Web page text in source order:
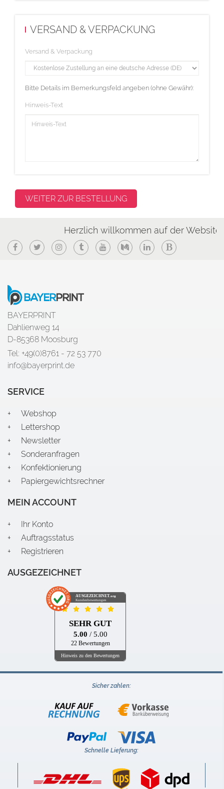
VERSAND & VERPACKUNG
Versand & Verpackung
Bitte Details im Bemerkungsfeld angeben (ohne Gewähr):
Hinweis-Text
Herzlich willkommen auf der Website
FacebookTwitterInstagram
Tumblr YouTubeMediumLinkedInBlogger
BAYERPRINT
Dahlienweg 14
D-85368 Moosburg
Tel: +49(0)8761 - 72 53 770
info@bayerprint.de
SERVICE
Webshop
Lettershop
Newsletter
Sonderanfragen
Konfektionierung
Papiergewichtsrechner
MEIN ACCOUNT
Ihr Konto
Auftragsstatus
Registrieren
AUSGEZEICHNET
AUSGEZEICHNET .org
Kundenbewertungen
SEHR GUT
5.00 / 5.00
22 Bewertungen
Hinweis zu den Bewertungen
Sicher zahlen:
Schnelle Lieferung: